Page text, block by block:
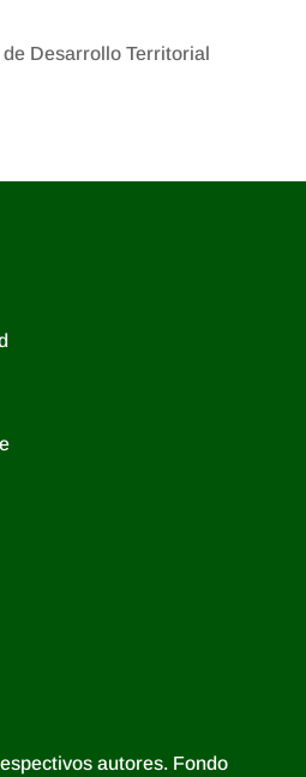
Desarrollo Territorial
autores. Fondo